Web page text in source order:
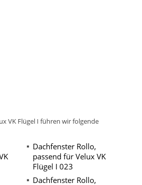
VK Flügel I führen wir folgende
Dachfenster Rollo,
passend für Velux VK
Flügel I 023
Dachfenster Rollo,